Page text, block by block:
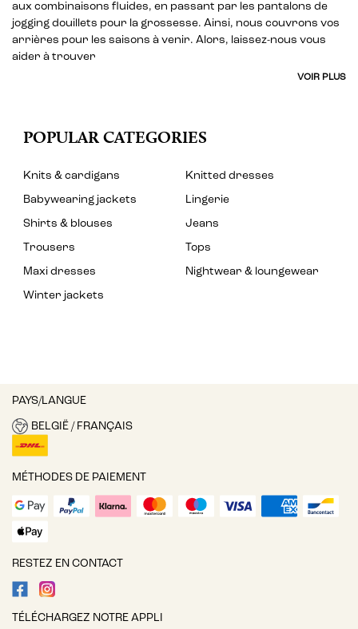
aux combinaisons fluides, en passant par les pantalons de
jogging douillets pour la grossesse. Ainsi, nous couvrons vos
arrières pour les saisons à venir. Alors, laissez-nous vous
aider à trouver
VOIR PLUS
POPULAR CATEGORIES
Knits & cardigans
Knitted dresses
Babywearing jackets
Lingerie
Shirts & blouses
Jeans
Trousers
Tops
Maxi dresses
Nightwear & loungewear
Winter jackets
PAYS/LANGUE
BELGIË / FRANÇAIS
MÉTHODES DE PAIEMENT
RESTEZ EN CONTACT
TÉLÉCHARGEZ NOTRE APPLI